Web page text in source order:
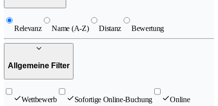
Relevanz Name (A-Z) Distanz Bewertung
Allgemeine Filter
Wettbewerb Sofortige Online-Buchung
Online